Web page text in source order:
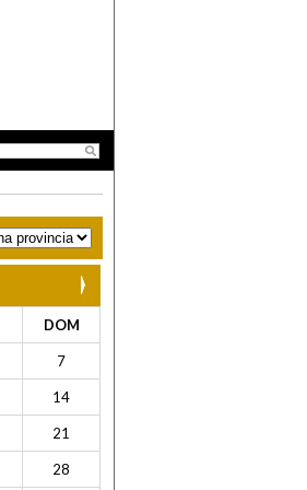
DOM
7
14
21
28